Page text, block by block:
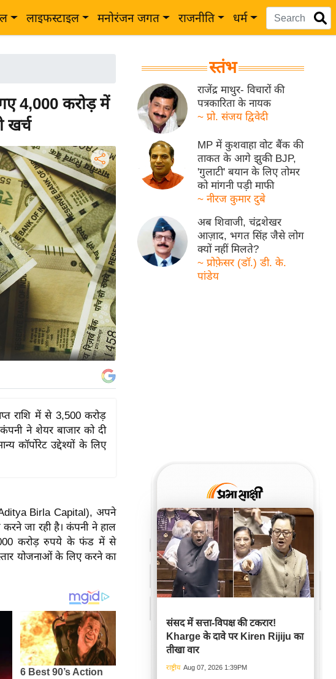
लाइफस्टाइल मनोरंजन जगत राजनीति धर्म
4,000 करोड़ में
खर्च
राशि में से 3,500 करोड़
ने शेयर बाजार को दी
कॉर्पोरेट उद्देश्यों के लिए
Birla Capital), अपने
जा रही है। कंपनी ने हाल
करोड़ रुपये के फंड में से
योजनाओं के लिए करने का
स्तंभ
राजेंद्र माथुर- विचारों की
पत्रकारिता के नायक
~ प्रो. संजय द्विवेदी
MP में कुशवाहा वोट बैंक की
ताकत के आगे झुकी BJP,
'गुलाटी' बयान के लिए तोमर
को मांगनी पड़ी माफी
~ नीरज कुमार दुबे
अब शिवाजी, चंद्रशेखर
आज़ाद, भगत सिंह जैसे लोग
क्यों नहीं मिलते?
~ प्रोफ़ेसर (डॉ.) डी. के.
पांडेय
संसद में सत्ता-विपक्ष की टकरार!
Kharge के दावे पर Kiren Rijiju का
तीखा वार
राष्ट्रीय Aug 07, 2026 1:39PM